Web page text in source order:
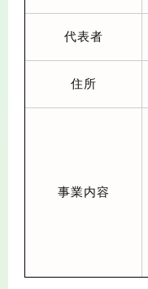
代表者
住所
事業内容